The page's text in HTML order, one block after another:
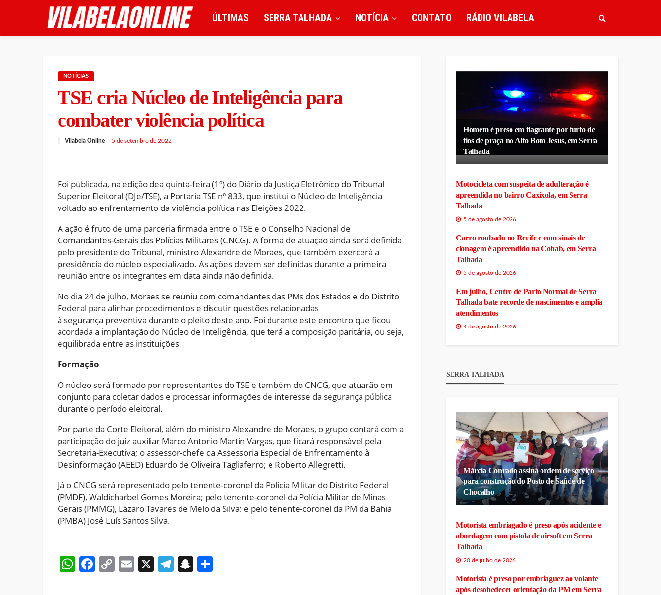
ÚLTIMAS SERRA TALHADA NOTÍCIA CONTATO RÁDIO VILABELA
NOTÍCIAS
TSE cria Núcleo de Inteligência para
combater violência política
Vilabela Online 5 de setembro de 2022
Foi publicada, na edição dea quinta-feira (1º) do Diário da Justiça Eletrônico do Tribunal
Superior Eleitoral (DJe/TSE), a Portaria TSE nº 833, que institui o Núcleo de Inteligência
voltado ao enfrentamento da violência política nas Eleições 2022.
A ação é fruto de uma parceria firmada entre o TSE e o Conselho Nacional de
Comandantes-Gerais das Polícias Militares (CNCG). A forma de atuação ainda será definida
pelo presidente do Tribunal, ministro Alexandre de Moraes, que também exercerá a
presidência do núcleo especializado. As ações devem ser definidas durante a primeira
reunião entre os integrantes em data ainda não definida.
No dia 24 de julho, Moraes se reuniu com comandantes das PMs dos Estados e do Distrito
Federal para alinhar procedimentos e discutir questões relacionadas
à segurança preventiva durante o pleito deste ano. Foi durante este encontro que ficou
acordada a implantação do Núcleo de Inteligência, que terá a composição paritária, ou seja,
equilibrada entre as instituições.
Formação
O núcleo será formado por representantes do TSE e também do CNCG, que atuarão em
conjunto para coletar dados e processar informações de interesse da segurança pública
durante o período eleitoral.
Por parte da Corte Eleitoral, além do ministro Alexandre de Moraes, o grupo contará com a
participação do juiz auxiliar Marco Antonio Martin Vargas, que ficará responsável pela
Secretaria-Executiva; o assessor-chefe da Assessoria Especial de Enfrentamento à
Desinformação (AEED) Eduardo de Oliveira Tagliaferro; e Roberto Allegretti.
Já o CNCG será representado pelo tenente-coronel da Polícia Militar do Distrito Federal
(PMDF), Waldicharbel Gomes Moreira; pelo tenente-coronel da Polícia Militar de Minas
Gerais (PMMG), Lázaro Tavares de Melo da Silva; e pelo tenente-coronel da PM da Bahia
(PMBA) José Luís Santos Silva.
WhatsApp
Facebook
CopyEmail
X Telegram
Snapchat
Homem é preso em flagrante por furto de
fios de praça no Alto Bom Jesus, em Serra
Talhada
Motocicleta com suspeita de adulteração é
apreendida no bairro Caxixola, em Serra
Talhada
5 de agosto de 2026
Carro roubado no Recife e com sinais de
clonagem é apreendido na Cohab, em Serra
Talhada
5 de agosto de 2026
Em julho, Centro de Parto Normal de Serra
Talhada bate recorde de nascimentos e amplia
atendimentos
4 de agosto de 2026
SERRA TALHADA
Márcia Conrado assina ordem de serviço
para construção do Posto de Saúde de
Chocalho
Motorista embriagado é preso após acidente e
abordagem com pistola de airsoft em Serra
Talhada
20 de julho de 2026
Motorista é preso por embriaguez ao volante
após desobedecer orientação da PM em Serra